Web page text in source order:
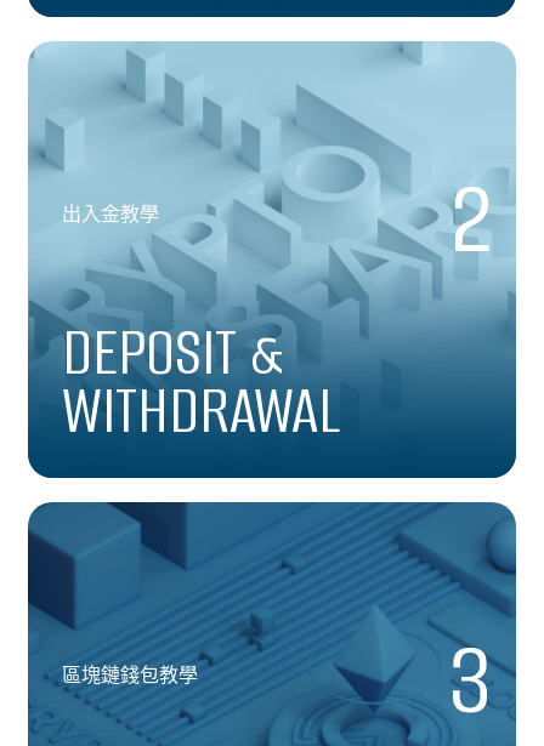
2
出入金教學
DEPOSIT &
WITHDRAWAL
3
區塊鏈錢包教學